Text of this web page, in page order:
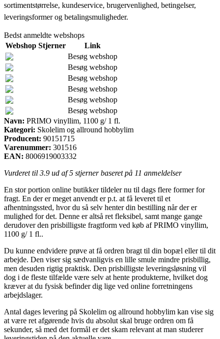
sortimentstørrelse, kundeservice, brugervenlighed, betingelser,
leveringsformer og betalingsmuligheder.
Bedst anmeldte webshops
Webshop Stjerner
Link
Besøg webshop
Besøg webshop
Besøg webshop
Besøg webshop
Besøg webshop
Besøg webshop
Navn: PRIMO vinyllim, 1100 g/ 1 fl.
Kategori: Skolelim og allround hobbylim
Producent: 90151715
Varenummer: 301516
EAN: 8006919003332
Vurderet til 3.9 ud af 5 stjerner baseret på 11 anmeldelser
En stor portion online butikker tildeler nu til dags flere former for
fragt. En der er meget anvendt er p.t. at få leveret til et
afhentningssted, hvor du så selv henter din bestilling når der er
mulighed for det. Denne er altså ret fleksibel, samt mange gange
derudover den prisbilligste fragtform ved køb af PRIMO vinyllim,
1100 g/ 1 fl..
Du kunne endvidere prøve at få ordren bragt til din bopæl eller til dit
arbejde. Den viser sig sædvanligvis en lille smule mindre prisbillig,
men desuden rigtig praktisk. Den prisbilligste leveringsløsning vil
dog i de fleste tilfælde være selv at hente produkterne, hvilket dog
kræver at du fysisk befinder dig lige ved online forretningens
arbejdslager.
Antal dages levering på Skolelim og allround hobbylim kan vise sig
at være ret afgørende hvis du absolut skal bruge ordren om få
sekunder, så med det formål er det skam relevant at man studerer